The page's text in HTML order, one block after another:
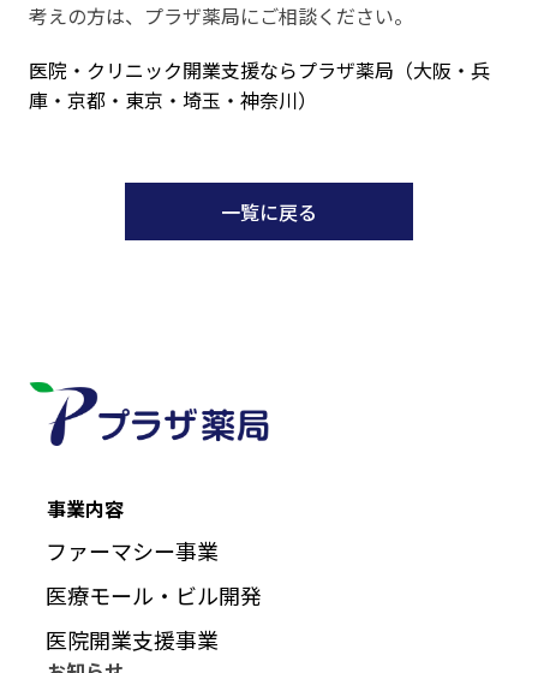
考えの方は、プラザ薬局にご相談ください。
医院・クリニック開業支援ならプラザ薬局（大阪・兵
庫・京都・東京・埼玉・神奈川）
一覧に戻る
事業内容
ファーマシー事業
医療モール・ビル開発
医院開業支援事業